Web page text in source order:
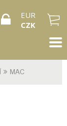
EUR
CZK
MAC